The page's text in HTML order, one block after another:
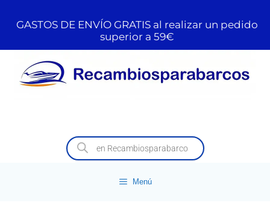
GASTOS DE ENVÍO GRATIS al realizar un pedido
superior a 59€
Menú